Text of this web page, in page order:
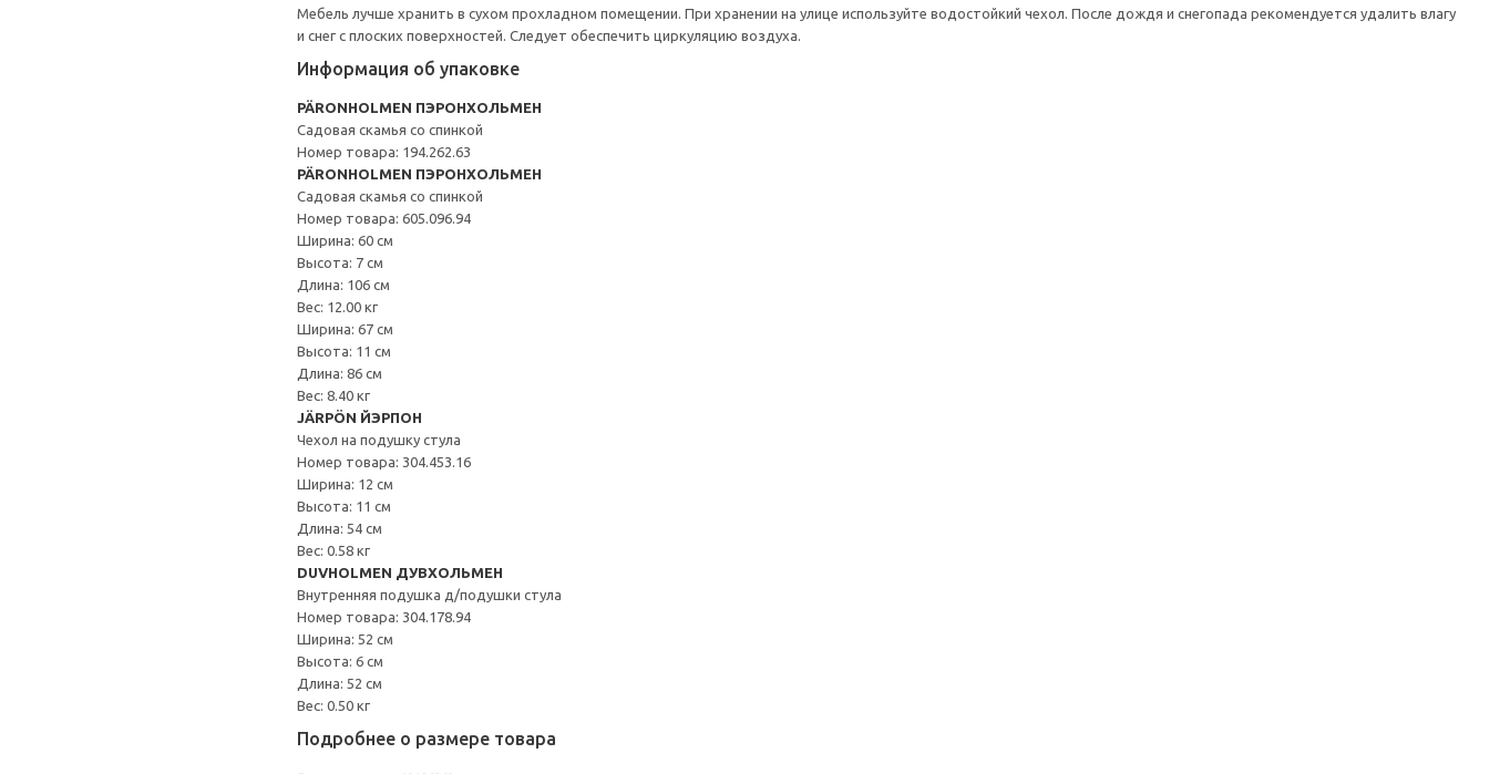
Мебель лучше хранить в сухом прохладном помещении. При хранении на улице используйте водостойкий чехол. После дождя и снегопада рекомендуется удалить влагу
и снег с плоских поверхностей. Следует обеспечить циркуляцию воздуха.
Информация об упаковке
PÄRONHOLMEN ПЭРОНХОЛЬМЕН
Садовая скамья со спинкой
Номер товара: 194.262.63
PÄRONHOLMEN ПЭРОНХОЛЬМЕН
Садовая скамья со спинкой
Номер товара: 605.096.94
Ширина: 60 см
Высота: 7 см
Длина: 106 см
Вес: 12.00 кг
Ширина: 67 см
Высота: 11 см
Длина: 86 см
Вес: 8.40 кг
JÄRPÖN ЙЭРПОН
Чехол на подушку стула
Номер товара: 304.453.16
Ширина: 12 см
Высота: 11 см
Длина: 54 см
Вес: 0.58 кг
DUVHOLMEN ДУВХОЛЬМЕН
Внутренняя подушка д/подушки стула
Номер товара: 304.178.94
Ширина: 52 см
Высота: 6 см
Длина: 52 см
Вес: 0.50 кг
Подробнее о размере товара